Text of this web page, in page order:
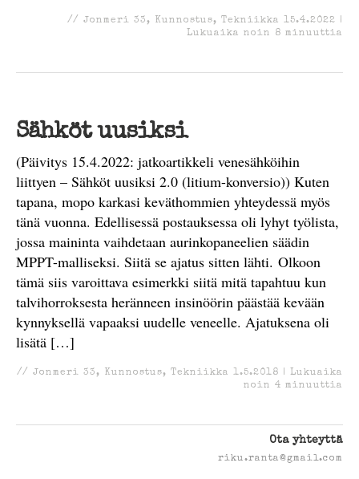
// Jonmeri 33, Kunnostus, Tekniikka 15.4.2022 |
Lukuaika noin
8 minuuttia
Sähköt uusiksi
(Päivitys 15.4.2022: jatkoartikkeli venesähköihin
liittyen – Sähköt uusiksi 2.0 (litium-konversio)) Kuten
tapana, mopo karkasi keväthommien yhteydessä myös
tänä vuonna. Edellisessä postauksessa oli lyhyt työlista,
jossa maininta vaihdetaan aurinkopaneelien säädin
MPPT-malliseksi. Siitä se ajatus sitten lähti. Olkoon
tämä siis varoittava esimerkki siitä mitä tapahtuu kun
talvihorroksesta heränneen insinöörin päästää kevään
kynnyksellä vapaaksi uudelle veneelle. Ajatuksena oli
lisätä […]
// Jonmeri 33, Kunnostus, Tekniikka 1.5.2018 | Lukuaika
noin 4 minuuttia
Ota yhteyttä
riku.ranta@gmail.com